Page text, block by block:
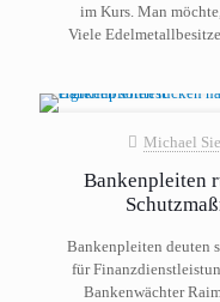
im Kurs. Man
Viele
Michael
Bankenpleiten
Bankenpleiten deuten
für
Bankenwächter